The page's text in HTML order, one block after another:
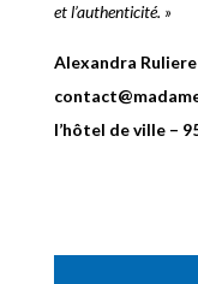
et l’authenticité. »
Alexandra Ruliere
l’hôtel de ville –